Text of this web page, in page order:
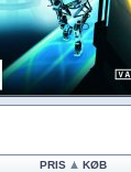
PRIS KØB